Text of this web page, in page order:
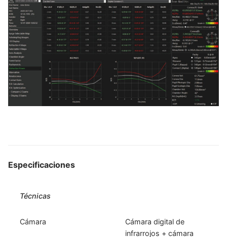
Especificaciones
Técnicas
Cámara
Cámara digital de
infrarrojos + cámara